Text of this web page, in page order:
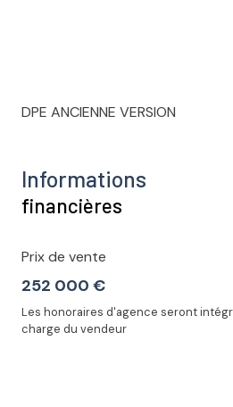
DPE ANCIENNE VERSION
Informations
financières
Prix de vente
252 000 €
Les honoraires d'agence seront
charge du vendeur